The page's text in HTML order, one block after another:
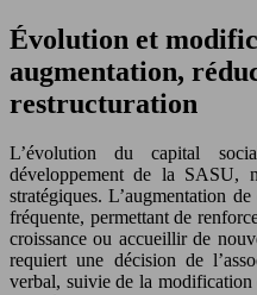
Évolution et
augmentation,
restructuration
L’évolution du capital
développement de la SASU,
stratégiques. L’augmentation
fréquente, permettant de
croissance ou accueillir de
requiert une décision de
verbal, suivie de la modification